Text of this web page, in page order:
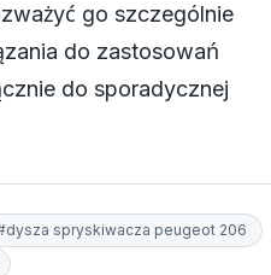
go szczególnie
do zastosowań
do sporadycznej
spryskiwacza peugeot 206